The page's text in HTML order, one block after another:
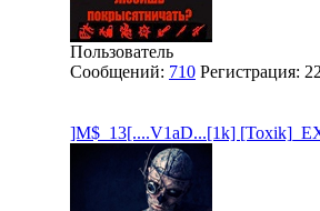
Пользователь
Сообщений: 710 Регистрация:
]M$_13[....V1aD...[1k]